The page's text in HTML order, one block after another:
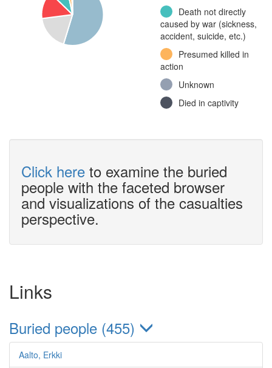
Death not directly
caused by war (sickness,
accident, suicide, etc.)
Presumed killed in
action
Unknown
Died in captivity
Click here to examine the buried
people with the faceted browser
and visualizations of the casualties
perspective.
Links
Buried people (455)
Aalto, Erkki